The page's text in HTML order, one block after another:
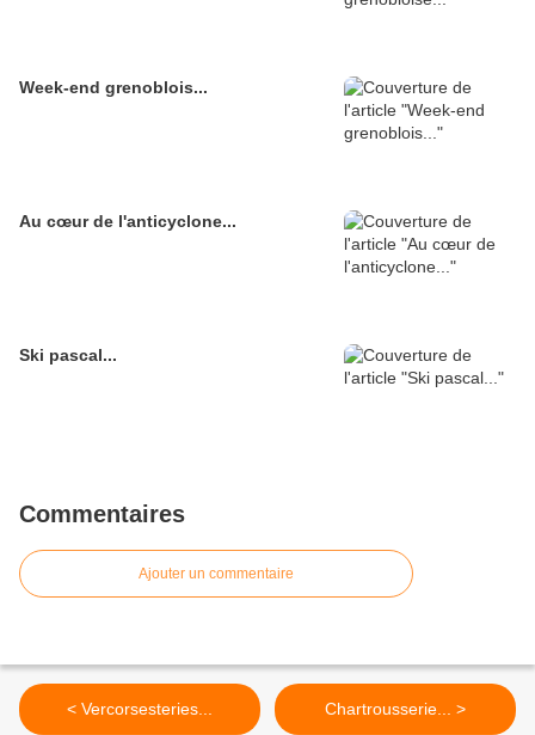
Week-end grenoblois...
Au cœur de l'anticyclone...
Ski pascal...
Commentaires
Ajouter un commentaire
< Vercorsesteries... Chartrousserie... >